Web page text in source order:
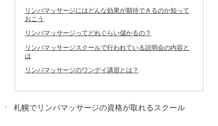
リンパマッサージにはどんな効果が期待できるのか知って
おこう
リンパマッサージってどれぐらい儲かるの？
リンパマッサージスクールで行われている説明会の内容と
は
リンパマッサージのワンデイ講習とは？
札幌でリンパマッサージの資格が取れるスクール